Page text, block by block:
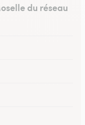
du réseau